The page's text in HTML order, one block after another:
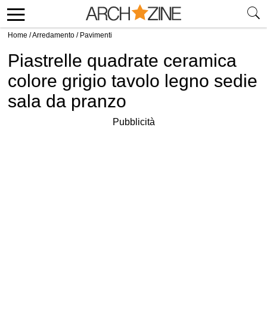
Home /Arredamento / Pavimenti
Piastrelle quadrate ceramica
colore grigio tavolo legno sedie
sala da pranzo
Pubblicità